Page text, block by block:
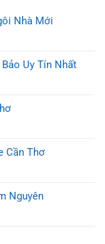
Nhà Mới
Uy Tín Nhất
Cần Thơ
Nguyên